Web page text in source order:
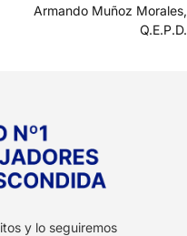
Armando Muñoz Morales,
Q.E.P.D.
y lo seguiremos